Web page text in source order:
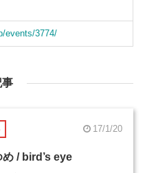
events/3774/
事
17/1/20
め / bird’s eye